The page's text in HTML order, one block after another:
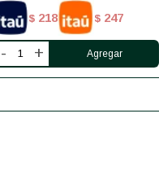
$ 218 $ 247
- +